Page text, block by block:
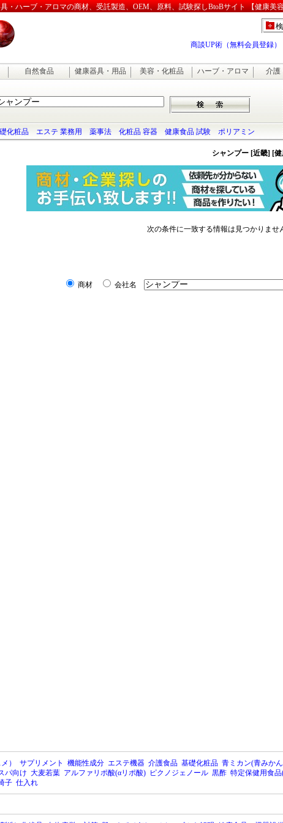
・ハーブ・アロマの商材、受託製造、OEM、原料、試験探しBtoBサイト 【健康美
商談UP術（無料会員登録）
自然食品 健康器具・用品 美容・化粧品 ハーブ・アロマ 介護
化粧品 エステ 業務用 薬事法 化粧品 容器 健康食品 試験 ポリアミン
シャンプー [近畿] [
次の条件に一致する情報は見つかりませ
商材 会社名
） サプリメント 機能性成分 エステ機器 介護食品 基礎化粧品 青ミカン(青みか
パ向け 大麦若葉 アルファリポ酸(αリポ酸) ピクノジェノール 黒酢 特定保健用食
子 仕入れ